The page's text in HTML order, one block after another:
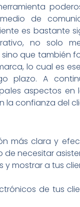
de
es bastante
no solo
que también
lo cual es
plazo. A
aspectos en
confianza del
más clara y
necesitar
y mostrar a tus
de tus